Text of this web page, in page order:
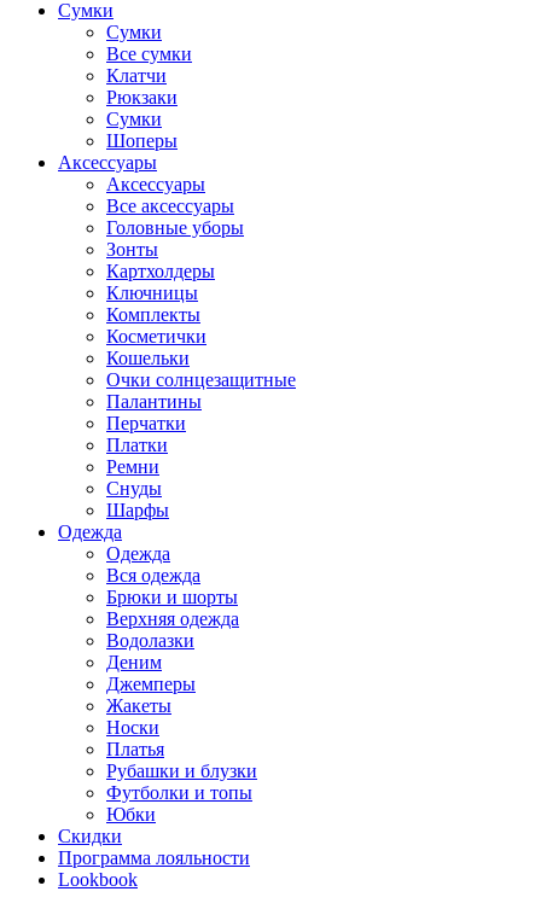
Сумки
Сумки
Все сумки
Клатчи
Рюкзаки
Сумки
Шоперы
Аксессуары
Аксессуары
Все аксессуары
Головные уборы
Зонты
Картхолдеры
Ключницы
Комплекты
Косметички
Кошельки
Очки солнцезащитные
Палантины
Перчатки
Платки
Ремни
Снуды
Шарфы
Одежда
Одежда
Вся одежда
Брюки и шорты
Верхняя одежда
Водолазки
Деним
Джемперы
Жакеты
Носки
Платья
Рубашки и блузки
Футболки и топы
Юбки
Скидки
Программа лояльности
Lookbook